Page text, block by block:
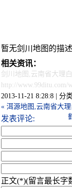
暂无剑川地图的描述
相关资讯：
剑川地图,云南省大理
http://www.99ditu.com/
2013-11-21 8:28:8 | 分
« 洱源地图,云南省大
发表评论:
正文(*)(留言最长字